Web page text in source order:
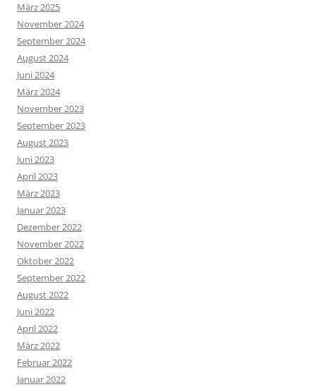
März 2025
November 2024
September 2024
August 2024
Juni 2024
März 2024
November 2023
September 2023
August 2023
Juni 2023
April 2023
März 2023
Januar 2023
Dezember 2022
November 2022
Oktober 2022
September 2022
August 2022
Juni 2022
April 2022
März 2022
Februar 2022
Januar 2022